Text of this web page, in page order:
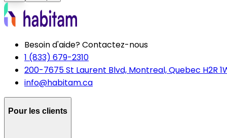
Besoin d'aide? Contactez-nous
1 (833) 679-2310
200-7675 St Laurent Blvd, Montreal, Quebec H2R
info@habitam.ca
Pour les clients